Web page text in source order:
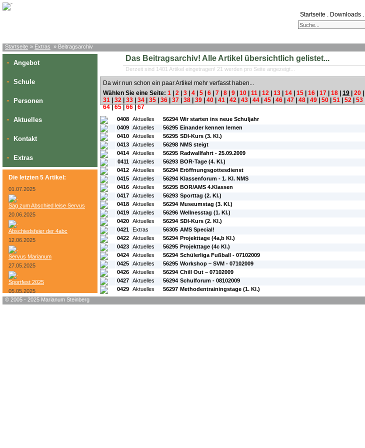
Startseite . Downloads .
Startseite » Extras » Beitragsarchiv
» Angebot
» Schule
» Personen
» Aktuelles
» Kontakt
» Extras
Die letzten 5 Artikel:
01.07.2025
Sag zum Abschied leise Servus
20.06.2025
Abschiedsfeier der 4abc
12.06.2025
Servus Marianum
27.05.2025
Sportfest 2025
05.05.2025
Das Beitragsarchiv! Alle Artikel übersichtlich gelistet...
Derzeit sind 1401 Artikel eingetragen! 21 werden pro Seite angezeigt...
Da wir nun schon ein paar Artikel mehr verfasst haben...
Wählen Sie eine Seite: 1 2 3 4 5 6 7 8 9 10 11 12 13 14 15 16 17 18 19 20
31
32 33 34 35 36 37 38 39 40 41 42 43 44 45 46 47 48 49 50 51 52 53
64|65|66|67
#L: #ID: #Rubrik:
0408 Aktuelles 56294 Wir starten ins neue Schuljahr
0409 Aktuelles 56295 Einander kennen lernen
0410 Aktuelles 56295 SDI-Kurs (3. Kl.)
0413 Aktuelles 56298 NMS steigt
0414 Aktuelles 56295 Radwallfahrt - 25.09.2009
0411 Aktuelles 56293 BOR-Tage (4. Kl.)
0412 Aktuelles 56294 Eröffnungsgottesdienst
0415 Aktuelles 56294 Klassenforum - 1. Kl. NMS
0416 Aktuelles 56295 BOR/AMS 4.Klassen
0417 Aktuelles 56293 Sporttag (2. Kl.)
0418 Aktuelles 56294 Museumstag (3. Kl.)
0419 Aktuelles 56296 Wellnesstag (1. Kl.)
0420 Aktuelles 56294 SDI-Kurs (2. Kl.)
0421 Extras 56305 AMS Special!
0422 Aktuelles 56294 Projekttage (4a,b Kl.)
0423 Aktuelles 56295 Projekttage (4c Kl.)
0424 Aktuelles 56294 Schülerliga Fußball - 07102009
0425 Aktuelles 56295 Workshop – SVM - 07102009
0426 Aktuelles 56294 Chill Out – 07102009
0427 Aktuelles 56294 Schulforum - 08102009
0429 Aktuelles 56297 Methodentrainingstage (1. Kl.)
© 2005 - 2025 Marianum Steinberg